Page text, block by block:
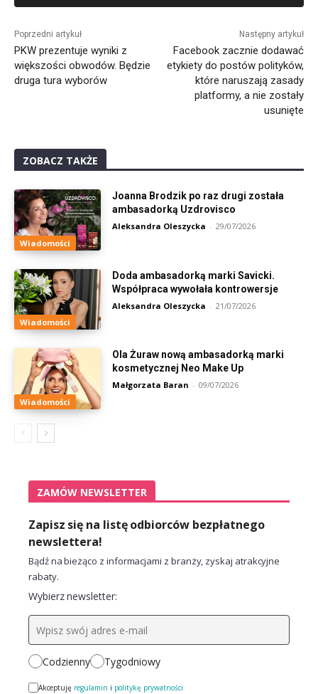
Poprzedni artykuł
PKW prezentuje wyniki z
większości obwodów. Będzie
druga tura wyborów
Następny artykuł
Facebook zacznie dodawać
etykiety do postów polityków,
które naruszają zasady
platformy, a nie zostały
usunięte
ZOBACZ TAKŻE
Wiadomości
Joanna Brodzik po raz drugi została
ambasadorką Uzdrovisco
Aleksandra Oleszycka - 29/07/2026
Wiadomości
Doda ambasadorką marki Savicki.
Współpraca wywołała kontrowersje
Aleksandra Oleszycka - 21/07/2026
Wiadomości
Ola Żuraw nową ambasadorką marki
kosmetycznej Neo Make Up
Małgorzata Baran - 09/07/2026
ZAMÓW NEWSLETTER
Zapisz się na listę odbiorców bezpłatnego
newslettera!
Bądź na bieżąco z informacjami z branży, zyskaj atrakcyjne
rabaty.
Wybierz newsletter:
Codzienny Tygodniowy
Akceptuję regulamin i politykę prywatności